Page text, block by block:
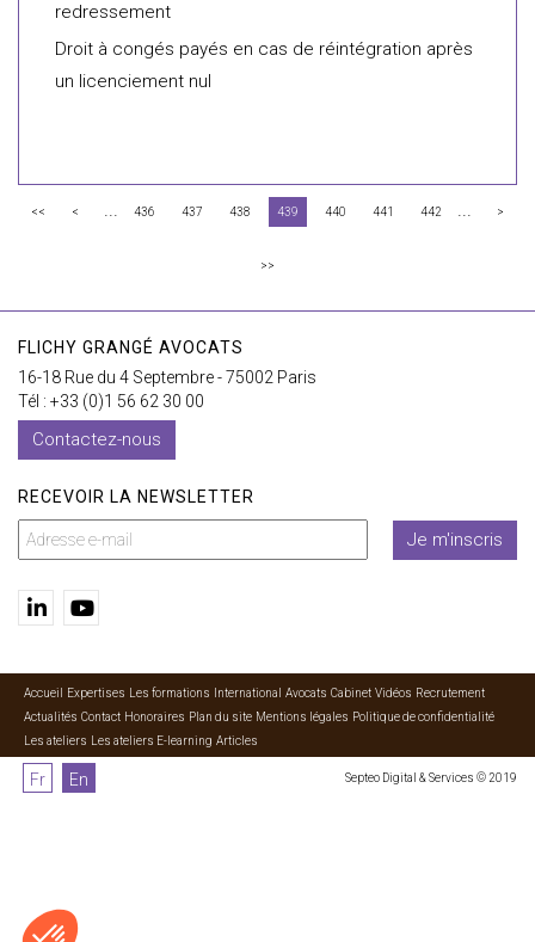
redressement
Droit à congés payés en cas de réintégration après
un licenciement nul
<< < ... 436 437 438 439 440 441 442 ... >
>>
FLICHY GRANGÉ AVOCATS
16-18 Rue du 4 Septembre - 75002 Paris
Tél : +33 (0)1 56 62 30 00
Contactez-nous
RECEVOIR LA NEWSLETTER
Je m'inscris
Accueil Expertises Les formations International Avocats Cabinet Vidéos Recrutement
Actualités Contact Honoraires Plan du site Mentions légales Politique de confidentialité
Les ateliers
Les ateliers E-learning Articles
Fr En Septeo Digital & Services © 2019